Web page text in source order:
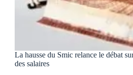
La hausse du Smic relance le débat
des salaires